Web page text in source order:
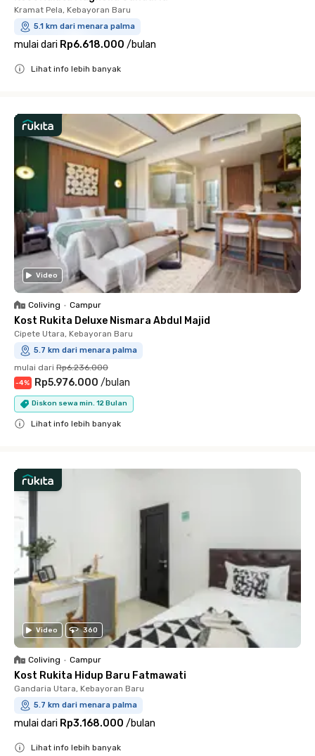
Kramat Pela, Kebayoran Baru
5.1 km dari menara palma
mulai dari Rp6.618.000 /bulan
Lihat info lebih banyak
Video
Coliving • Campur
Kost Rukita Deluxe Nismara Abdul Majid
Cipete Utara, Kebayoran Baru
5.7 km dari menara palma
mulai dari Rp6.236.000
-4% Rp5.976.000 /bulan
Diskon sewa min. 12 Bulan
Lihat info lebih banyak
Video 360
Coliving • Campur
Kost Rukita Hidup Baru Fatmawati
Gandaria Utara, Kebayoran Baru
5.7 km dari menara palma
mulai dari Rp3.168.000 /bulan
Lihat info lebih banyak